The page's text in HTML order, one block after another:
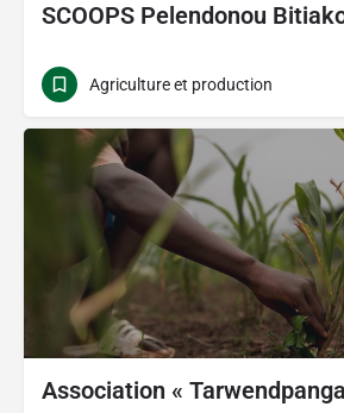
SCOOPS Pelendonou
Agriculture et production
Association «